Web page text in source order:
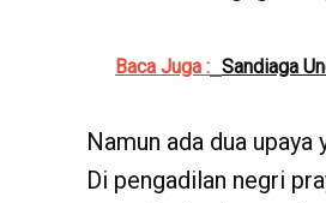
Baca Juga : Sandiaga
Namun ada dua
Di pengadilan negri